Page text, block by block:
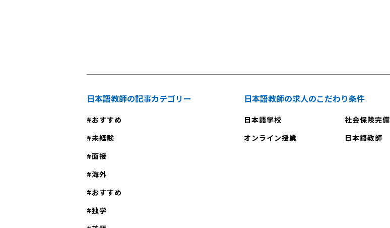
日本語教師の記事カテゴリー
おすすめ
未経験
面接
海外
おすすめ
独学
日本語教師の求人のこだわり条件
日本語学校
社会保険完備
オンライン授業
日本語教師